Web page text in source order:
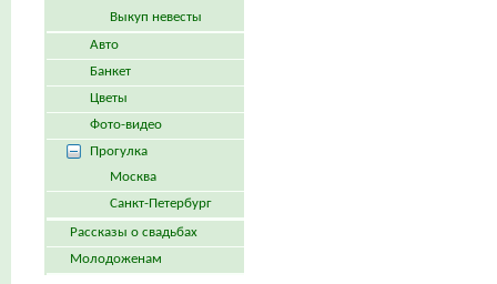
Выкуп невесты
Авто
Банкет
Цветы
Фото-видео
Прогулка
Москва
Санкт-Петербург
Рассказы о свадьбах
Молодоженам